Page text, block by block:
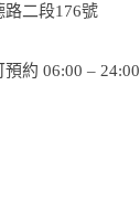
路二段176號
約 06:00 – 24:00